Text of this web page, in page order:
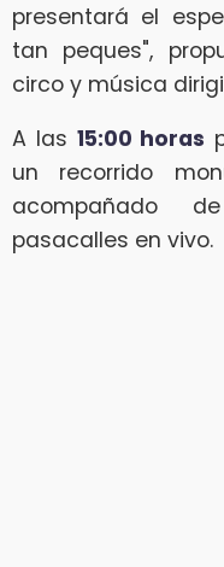
presentará el
tan peques",
circo y música
A las 15:00 horas
un recorrido
acompañado
pasacalles en vivo.